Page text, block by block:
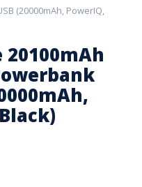
(20000mAh, PowerIQ,